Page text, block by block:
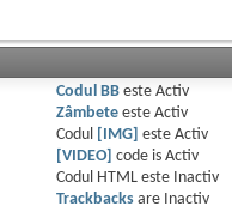
Codul BBeste Activ
Zâmbeteeste Activ
Codul
[IMG] este Activ
[VIDEO]
code is Activ
Codul HTML este
Inactiv
Trackbacksare
Inactiv